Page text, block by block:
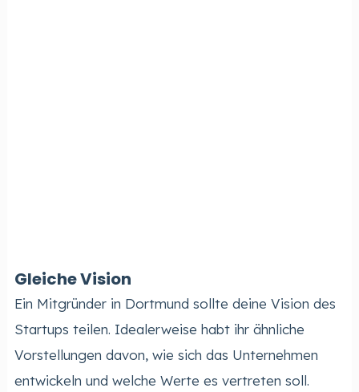
Gleiche Vision
Ein Mitgründer in Dortmund sollte deine Vision des
Startups teilen. Idealerweise habt ihr ähnliche
Vorstellungen davon, wie sich das Unternehmen
entwickeln und welche Werte es vertreten soll.